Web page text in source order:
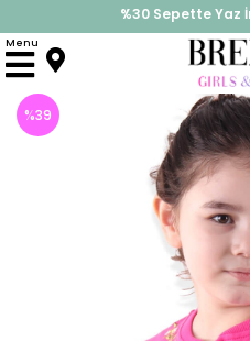
%30 Sepette Yaz
İndirimlere ek %10
Menu
Anasayfa Üst Giyim
%39